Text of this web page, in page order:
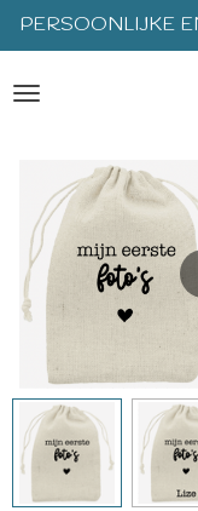
Ga
direct
naar
PERSOONLIJKE